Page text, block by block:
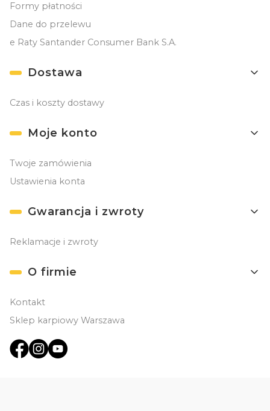
Formy płatności
Dane do przelewu
e Raty Santander Consumer Bank S.A.
Dostawa
Czas i koszty dostawy
Moje konto
Twoje zamówienia
Ustawienia konta
Gwarancja i zwroty
Reklamacje i zwroty
O firmie
Kontakt
Sklep karpiowy Warszawa